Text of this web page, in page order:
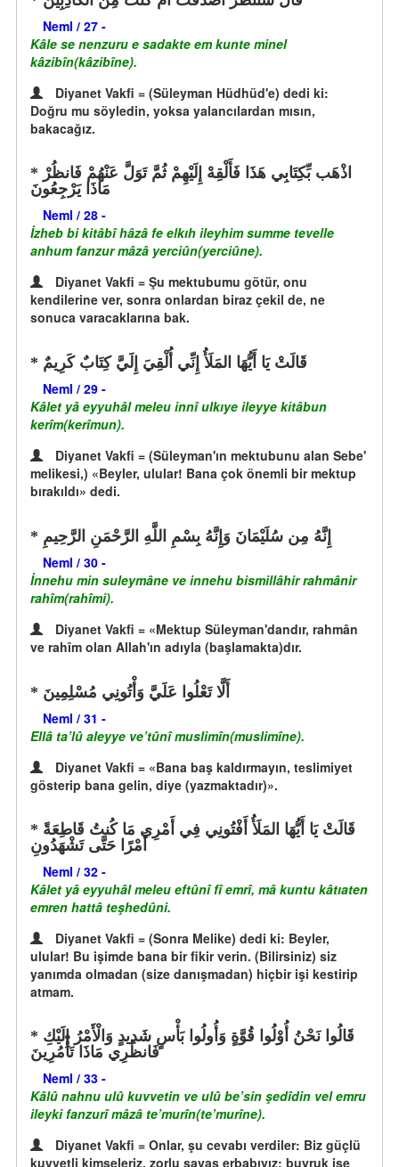
Neml / 27 -
Kâle se nenzuru e sadakte em kunte minel
kâzibîn(kâzibîne).
Diyanet Vakfi = (Süleyman Hüdhüd'e) dedi ki:
Doğru mu söyledin, yoksa yalancılardan mısın,
bakacağız.
مَاذَا يَرْجِعُونَ
Neml / 28 -
İzheb bi kitâbî hâzâ fe elkıh ileyhim summe tevelle
anhum fanzur mâzâ yerciûn(yerciûne).
Diyanet Vakfi = Şu mektubumu götür, onu
kendilerine ver, sonra onlardan biraz çekil de, ne
sonuca varacaklarına bak.
قَالَتْ يَا أَيُّهَا المَلَأُ إِنِّي أُلْقِيَ إِلَيَّ كِتَابٌ كَرِيمٌ
Neml / 29 -
Kâlet yâ eyyuhâl meleu innî ulkıye ileyye kitâbun
kerîm(kerîmun).
Diyanet Vakfi = (Süleyman'ın mektubunu alan Sebe'
melikesi,) «Beyler, ulular! Bana çok önemli bir mektup
bırakıldı» dedi.
إِنَّهُ مِن سُلَيْمَانَ وَإِنَّهُ بِسْمِ اللَّهِ الرَّحْمَنِ الرَّحِيمِ
Neml / 30 -
İnnehu min suleymâne ve innehu bismillâhir rahmânir
rahîm(rahîmi).
Diyanet Vakfi = «Mektup Süleyman'dandır, rahmân
ve rahîm olan Allah'ın adıyla (başlamakta)dır.
أَلَّا تَعْلُوا عَلَيَّ وَأْتُونِي مُسْلِمِينَ
Neml / 31 -
Ellâ ta’lû aleyye ve’tûnî muslimîn(muslimîne).
Diyanet Vakfi = «Bana baş kaldırmayın, teslimiyet
gösterip bana gelin, diye (yazmaktadır)».
أَمْرًا حَتَّى تَشْهَدُونِ
Neml / 32 -
Kâlet yâ eyyuhâl meleu eftûnî fî emrî, mâ kuntu kâtıaten
emren hattâ teşhedûni.
Diyanet Vakfi = (Sonra Melike) dedi ki: Beyler,
ulular! Bu işimde bana bir fikir verin. (Bilirsiniz) siz
yanımda olmadan (size danışmadan) hiçbir işi kestirip
atmam.
فَانظُرِي مَاذَا تَأْمُرِينَ
Neml / 33 -
Kâlû nahnu ulû kuvvetin ve ulû be’sin şedîdin vel emru
ileyki fanzurî mâzâ te’murîn(te’murîne).
Diyanet Vakfi = Onlar, şu cevabı verdiler: Biz güçlü
kuvvetli kimseleriz, zorlu savaş erbabıyız; buyruk ise